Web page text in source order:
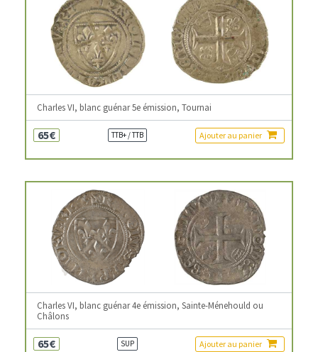
Charles VI, blanc guénar 5e émission, Tournai
65€ TTB+ / TTB Ajouter au panier
Charles VI, blanc guénar 4e émission, Sainte-Ménehould ou
Châlons
65€ SUP Ajouter au panier